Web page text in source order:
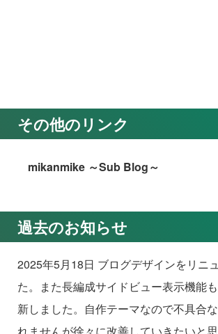
その他のリンク
mikanmike ～Sub Blog～
過去のお知らせ
2025年5月18日 ブログデザインをリニ
た。また長編成サイドビュー表示機能
新しました。自作テーマなので不具合
れませんが徐々に改善していきたいと思